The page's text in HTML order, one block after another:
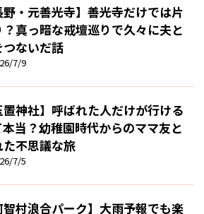
野・元善光寺】善光寺だけでは片
真っ暗な戒壇巡りで久々に夫と
つないだ話
7/9
置神社】呼ばれた人だけが行ける
本当？幼稚園時代からのママ友と
た不思議な旅
7/5
智村浪合パーク】大雨予報でも楽